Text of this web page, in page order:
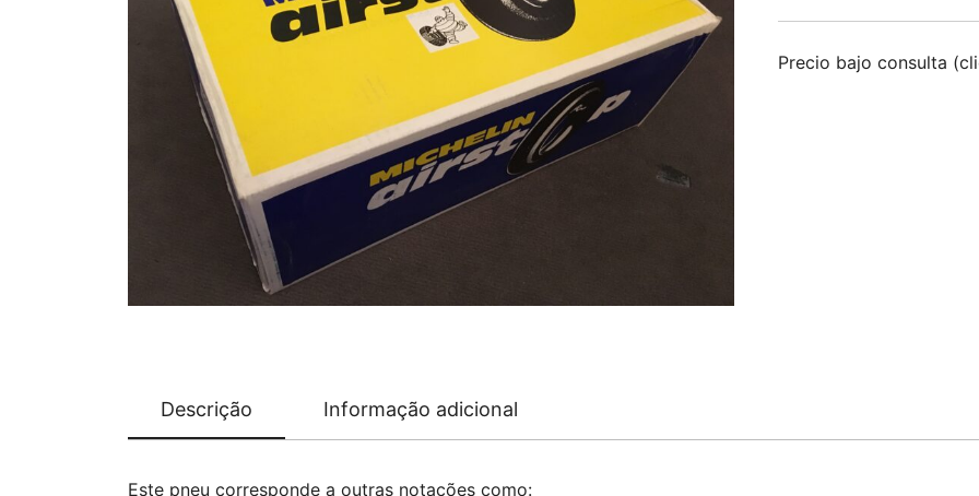
Precio bajo consulta
Descrição Informação adicional
Este pneu corresponde a outras notações como: